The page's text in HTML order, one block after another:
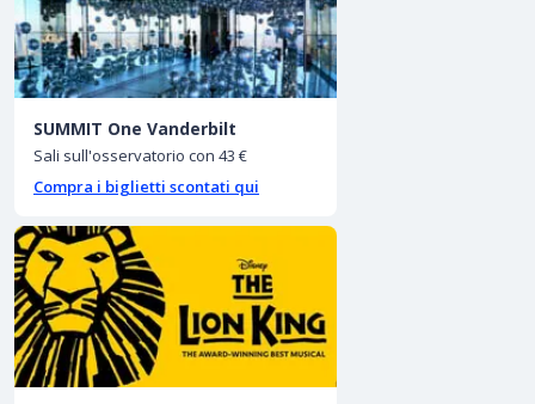
SUMMIT One Vanderbilt
Sali sull'osservatorio con 43 €
Compra i biglietti scontati qui